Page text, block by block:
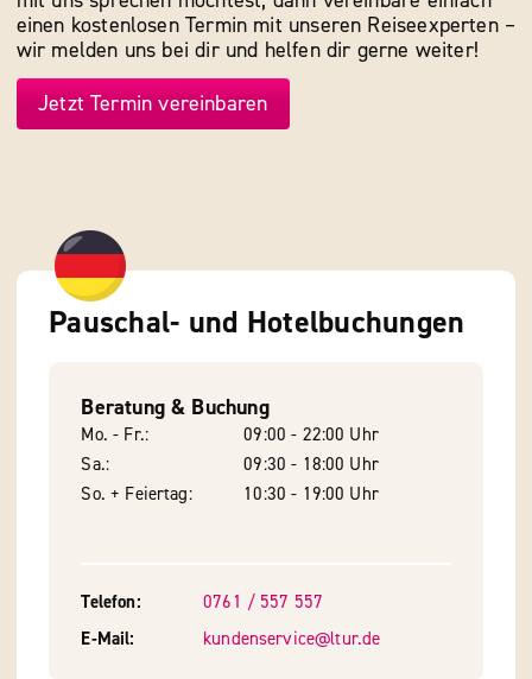
einen kostenlosen Termin mit unseren Reiseexperten –
wir melden uns bei dir und helfen dir gerne weiter!
Jetzt Termin vereinbaren
Pauschal- und Hotelbuchungen
Beratung & Buchung
Mo. - Fr.
09:00 - 22:00 Uhr
Sa.
09:30 - 18:00 Uhr
So. + Feiertag
10:30 - 19:00 Uhr
Telefon
0761 / 557 557
E-Mail
kundenservice@ltur.de